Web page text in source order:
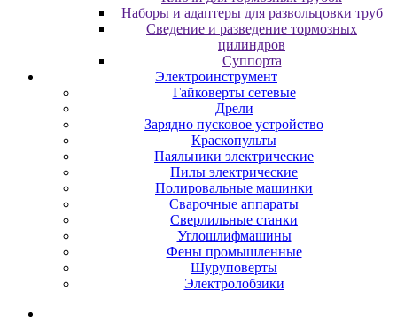
Наборы и адаптеры для развольцовки труб
Сведение и разведение тормозных
цилиндров
Суппорта
Электроинструмент
Гайковерты сетевые
Дрели
Зарядно пусковое устройство
Краскопульты
Паяльники электрические
Пилы электрические
Полировальные машинки
Сварочные аппараты
Сверлильные станки
Углошлифмашины
Фены промышленные
Шуруповерты
Электролобзики